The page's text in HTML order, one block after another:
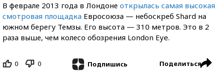
В феврале 2013 года в Лондоне открылась самая высокая
смотровая площадка Евросоюза — небоскреб Shard на
южном берегу Темзы. Его высота — 310 метров. Это в 2
раза выше, чем колесо обозрения London Eye.
0 0 Подпишись Поделиться